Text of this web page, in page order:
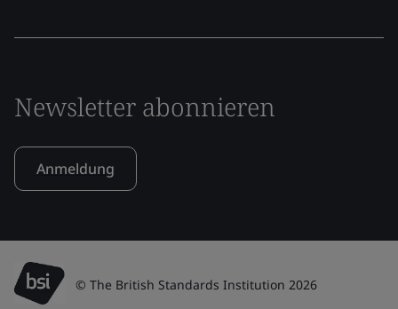
Newsletter abonnieren
Anmeldung
© The British Standards Institution 2026